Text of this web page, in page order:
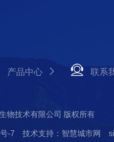
产品中心 联系
物技术有限公司 版权所有
-7 技术支持：智慧城市网